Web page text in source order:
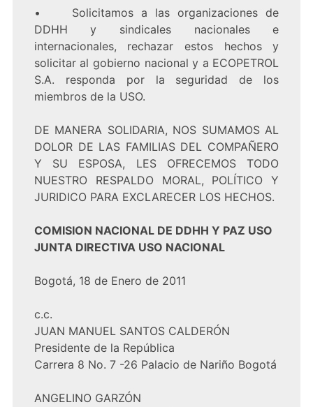
• Solicitamos a las organizaciones de
DDHH y sindicales nacionales e
internacionales, rechazar estos hechos y
solicitar al gobierno nacional y a ECOPETROL
S.A. responda por la seguridad de los
miembros de la USO.
DE MANERA SOLIDARIA, NOS SUMAMOS AL
DOLOR DE LAS FAMILIAS DEL COMPAÑERO
Y SU ESPOSA, LES OFRECEMOS TODO
NUESTRO RESPALDO MORAL, POLÍTICO Y
JURIDICO PARA EXCLARECER LOS HECHOS.
COMISION NACIONAL DE DDHH Y PAZ USO
JUNTA DIRECTIVA USO NACIONAL
Bogotá, 18 de Enero de 2011
c.c.
JUAN MANUEL SANTOS CALDERÓN
Presidente de la República
Carrera 8 No. 7 -26 Palacio de Nariño Bogotá
ANGELINO GARZÓN